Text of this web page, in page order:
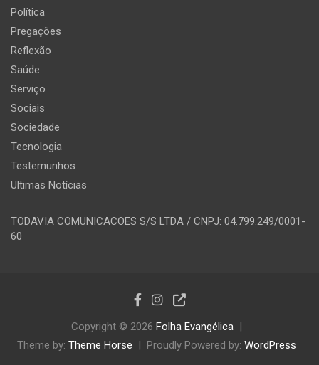
Política
Pregações
Reflexão
Saúde
Serviço
Sociais
Sociedade
Tecnologia
Testemunhos
Ultimas Notícias
TODAVIA COMUNICACOES S/S LTDA / CNPJ: 04.799.249/0001-
60
Copyright © 2026 Folha Evangélica
Theme by: Theme Horse Proudly Powered by: WordPress